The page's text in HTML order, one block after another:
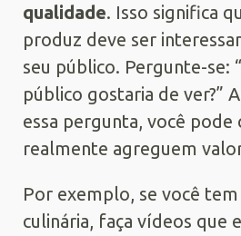
qualidade. Isso significa
produz deve ser
seu público. Pergunte-se:
público gostaria de ver?”
essa pergunta, você pode
realmente agreguem
Por exemplo, se você
culinária, faça vídeos que